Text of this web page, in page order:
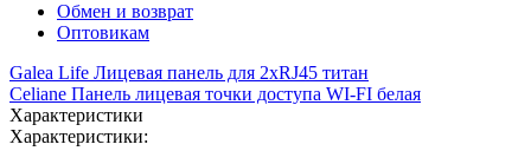
Обмен и возврат
Оптовикам
Galea Life Лицевая панель для 2xRJ45 титан
Celiane Панель лицевая точки доступа WI-FI белая
Характеристики
Характеристики: